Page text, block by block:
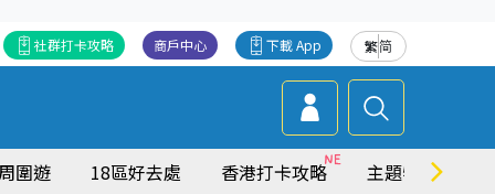
繁简
下載 App
商戶中心
社群打卡攻略
圍遊 18區好去處 香港打卡攻略 主題特集